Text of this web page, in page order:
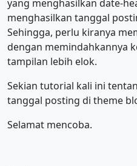
yang menghasilkan date-
menghasilkan tanggal
Sehingga, perlu kiranya
dengan memindahkannya
tampilan lebih elok.
Sekian tutorial kali ini
tanggal posting di theme
Selamat mencoba.